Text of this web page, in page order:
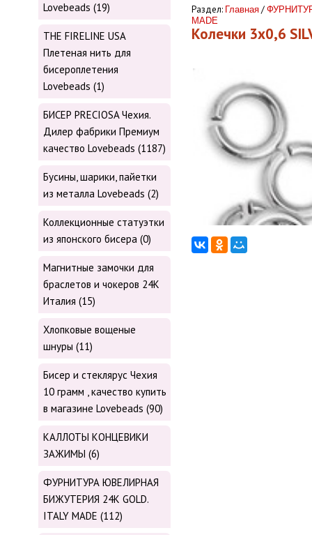
Lovebeads (19)
THE FIRELINE USA
Плетеная нить для
бисероплетения
Lovebeads (1)
БИСЕР PRECIOSA Чехия.
Дилер фабрики Премиум
качество Lovebeads (1187)
Бусины, шарики, пайетки
из металла Lovebeads (2)
Коллекционные статуэтки
из японского бисера (0)
Магнитные замочки для
браслетов и чокеров 24К
Италия (15)
Хлопковые вощеные
шнуры (11)
Бисер и стеклярус Чехия
10 грамм , качество купить
в магазине Lovebeads (90)
КАЛЛОТЫ КОНЦЕВИКИ
ЗАЖИМЫ (6)
ФУРНИТУРА ЮВЕЛИРНАЯ
БИЖУТЕРИЯ 24К GOLD.
ITALY MADE (112)
Раздел: Главная /
MADE
Колечки 3x0,6